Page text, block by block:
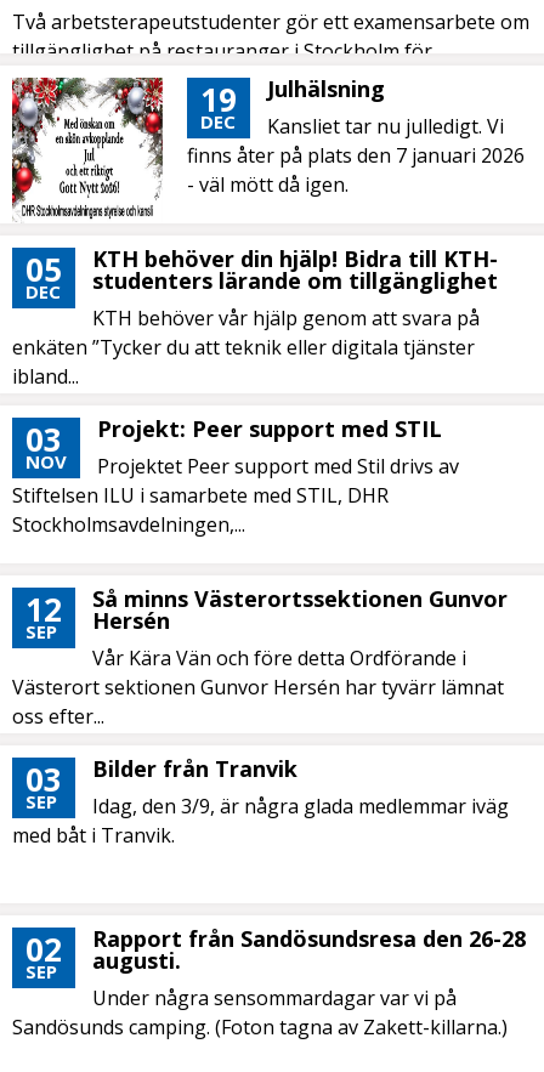
Två arbetsterapeutstudenter gör ett examensarbete om
tillgänglighet på restauranger i Stockholm för
personer...
19
DEC
Julhälsning
Kansliet tar nu julledigt. Vi
finns åter på plats den 7 januari 2026
- väl mött då igen.
05
DEC
KTH behöver din hjälp! Bidra till KTH-
studenters lärande om tillgänglighet
KTH behöver vår hjälp genom att svara på
enkäten ”Tycker du att teknik eller digitala tjänster
ibland...
03
NOV
Projekt: Peer support med STIL
Projektet Peer support med Stil drivs av
Stiftelsen ILU i samarbete med STIL, DHR
Stockholmsavdelningen,...
12
SEP
Så minns Västerortssektionen Gunvor
Hersén
Vår Kära Vän och före detta Ordförande i
Västerort sektionen Gunvor Hersén har tyvärr lämnat
oss efter...
03
SEP
Bilder från Tranvik
Idag, den 3/9, är några glada medlemmar iväg
med båt i Tranvik.
02
SEP
Rapport från Sandösundsresa den 26-28
augusti.
Under några sensommardagar var vi på
Sandösunds camping. (Foton tagna av Zakett-killarna.)